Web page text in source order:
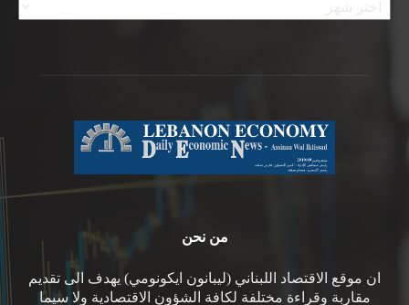
من نحن
ان موقع الاقتصاد اللبناني (ليبانون ايكونومي) يهدف الى تقديم
مقاربة وقراءة مختلفة لكافة الشؤون الاقتصادية ولا سيما